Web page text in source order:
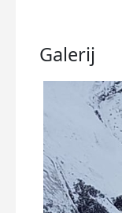
Galerij